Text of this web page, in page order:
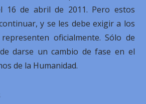
16 de abril de 2011. Pero estos
y se les debe exigir a los
oficialmente. Sólo de
darse un cambio de fase en el
de la Humanidad.